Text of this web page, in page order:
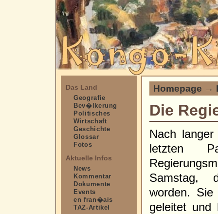
Das Land
Geografie
Bev�lkerung
Politisches
Wirtschaft
Geschichte
Glossar
Fotos
Aktuelle Infos
News
Kommentar
Dokumente
Events
en fran�ais
TAZ-Artikel
Homepage →
Die
Nach
letzten
Samstag,
worden.
geleitet und